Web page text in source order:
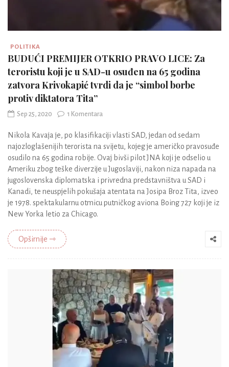
POLITIKA
BUDUĆI PREMIJER OTKRIO PRAVO LICE: Za
teroristu koji je u SAD-u osuđen na 65 godina
zatvora Krivokapić tvrdi da je “simbol borbe
protiv diktatora Tita”
Sep 25, 2020 1 Komentara
Nikola Kavaja je, po klasifikaciji vlasti SAD, jedan od sedam
najozloglašenijih terorista na svijetu, kojeg je američko pravosuđe
osudilo na 65 godina robije. Ovaj bivši pilot JNA koji je odselio u
Ameriku zbog teške diverzije u Jugoslaviji, nakon niza napada na
jugoslovenska diplomatska i privredna predstavništva u SAD i
Kanadi, te neuspjelih pokušaja atentata na Josipa Broz Tita, izveo
je 1978. spektakularnu otmicu putničkog aviona Boing 727 koji je iz
New Yorka letio za Chicago.
Opširnije ⇾